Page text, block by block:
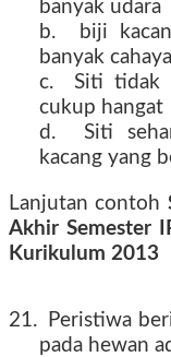
banyak udara
b. biji
banyak cahaya
c. Siti tidak
cukup hangat
d. Siti
kacang yang
Lanjutan contoh
Akhir Semester
Kurikulum 2013
21. Peristiwa
pada hewan